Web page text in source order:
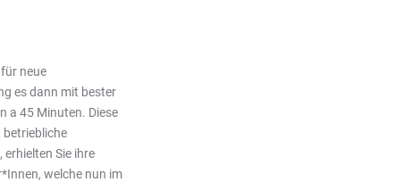
neue
es dann mit bester
a 45 Minuten. Diese
Sie ihre
welche nun im